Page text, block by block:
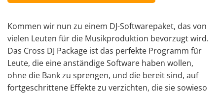
Kommen wir nun zu einem DJ-Softwarepaket, das von
vielen Leuten für die Musikproduktion bevorzugt wird.
Das Cross DJ Package ist das perfekte Programm für
Leute, die eine anständige Software haben wollen,
ohne die Bank zu sprengen, und die bereit sind, auf
fortgeschrittene Effekte zu verzichten, die sie sowieso